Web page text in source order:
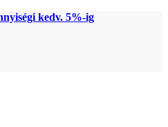
kedv. 5%-ig